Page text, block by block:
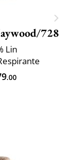
728
Lin
.00